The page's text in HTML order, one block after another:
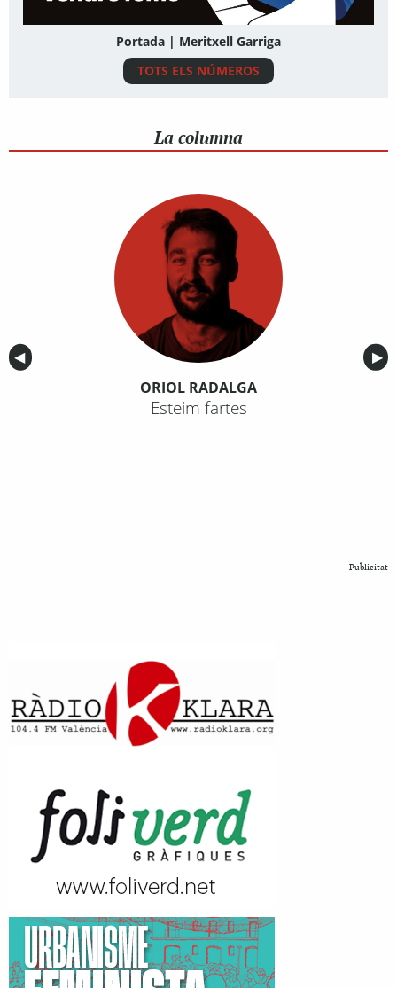
Portada | Meritxell Garriga
TOTS ELS NÚMEROS
La columna
Anterior
◀︎ ▶︎
ORIOL RADALGA
Esteim fartes
Publicitat